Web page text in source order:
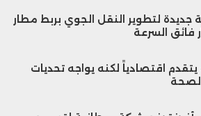
جديدة لتطوير النقل الجوي بربط مطار
فائق السرعة
اقتصادياً لكنه يواجه تحديات